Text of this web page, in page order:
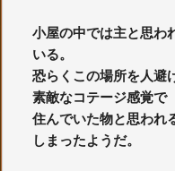
小屋の中では主と思わ
いる。
恐らくこの場所を人避
素敵なコテージ感覚で
住んでいた物と思われ
しまったようだ。